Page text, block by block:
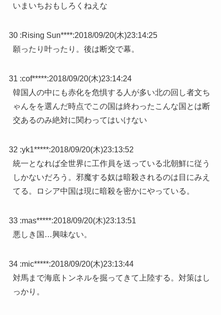
いまいちおもしろくねえな
30 :Rising Sun****:2018/09/20(木)23:14:25
願ったり叶ったり。後は断交で幕。
31 :cof*****:2018/09/20(木)23:14:24
韓国人の中にも赤化を危惧する人が多い北の回し者文ち
ゃんをを選んだ時点でこの国は終わったこんな国とは断
交あるのみ絶対に関わってはいけない
32 :yk1*****:2018/09/20(木)23:13:52
統一となれば全世界に工作員を送っている北朝鮮に従う
しかないだろう。邪魔する奴は暗殺されるのは目にみえ
てる。ロシア中国は現に暗殺を密かにやっている。
33 :mas*****:2018/09/20(木)23:13:51
悪しき国…興味ない。
34 :mic*****:2018/09/20(木)23:13:44
対馬まで海底トンネルを掘ってきて上陸する。対策はし
っかり。